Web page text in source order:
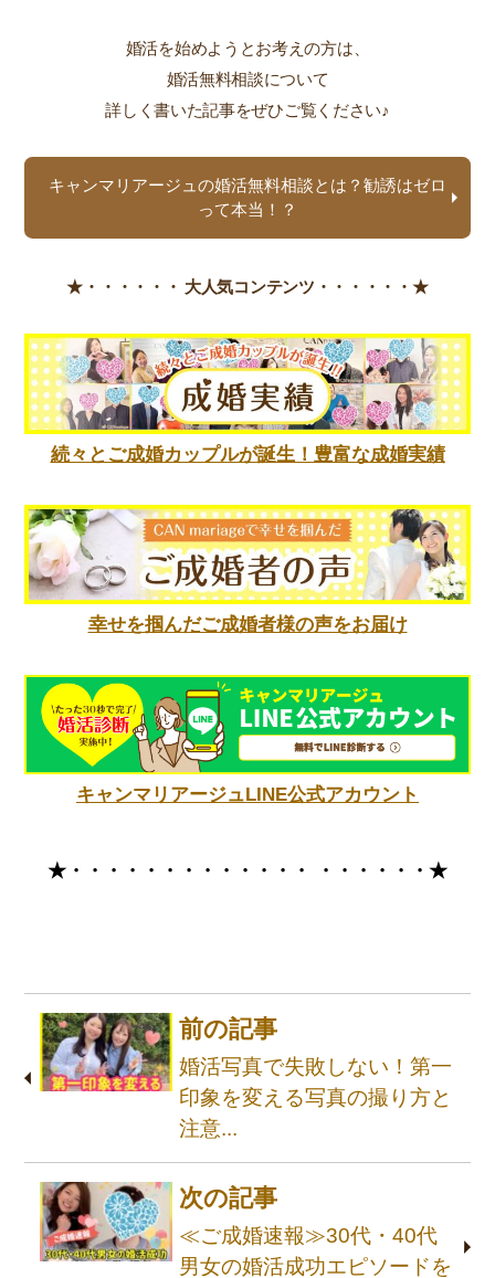
婚活を始めようとお考えの方は、
婚活無料相談について
詳しく書いた記事をぜひご覧ください♪
キャンマリアージュの婚活無料相談とは？勧誘はゼロ
って本当！？
★・・・・・・ 大人気コンテンツ・・・・・・★
続々とご成婚カップルが誕生！豊富な成婚実績
幸せを掴んだご成婚者様の声をお届け
キャンマリアージュLINE公式アカウント
★・・・・・・・・・・・・・ ・・・・・・★
前の記事
婚活写真で失敗しない！第一
印象を変える写真の撮り方と
注意...
次の記事
≪ご成婚速報≫30代・40代
男女の婚活成功エピソードを